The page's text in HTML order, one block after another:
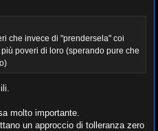
che invece di "prendersela" coi
poveri di loro (sperando pure che
molto importante.
un approccio di tolleranza zero